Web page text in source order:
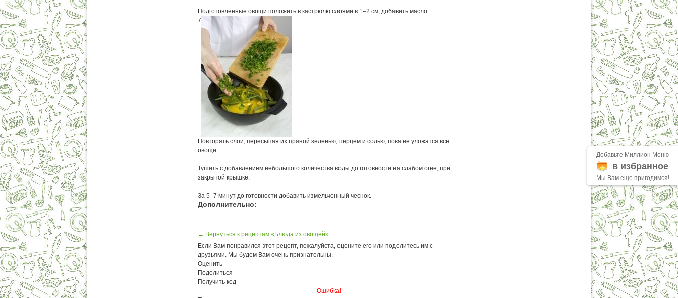
Подготовленные овощи положить в кастрюлю слоями в 1–2 см, добавить масло.
7
Повторять слои, пересыпая их пряной зеленью, перцем и солью, пока не уложатся все
овощи.
Тушить с добавлением небольшого количества воды до готовности на слабом огне, при
закрытой крышке.
За 5–7 минут до готовности добавить измельченный чеснок.
Дополнительно:
← Вернуться к рецептам «Блюда из овощей»
Если Вам понравился этот рецепт, пожалуйста, оцените его или поделитесь им с
друзьями. Мы будем Вам очень признательны.
Оценить
Поделиться
Получить код
Ошибка!
Добавьте Миллион Меню
в избранное
Мы Вам еще пригодимся!